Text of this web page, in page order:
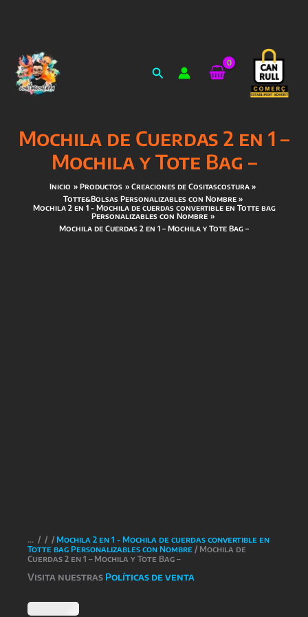
contenido
Buscar
Mochila de Cuerdas 2 en 1 –
Mochila y Tote Bag –
Inicio Productos
Creaciones de Cositascostura
Totte&Bolsas Personalizables con Nombre
Mochila 2 en 1 - Mochila de cuerdas convertible en Totte bag
Personalizables con Nombre
Mochila de Cuerdas 2 en 1 – Mochila y Tote Bag –
/ / / Mochila 2 en 1 - Mochila de cuerdas convertible en
Totte bag Personalizables con Nombre / Mochila de
Cuerdas 2 en 1 – Mochila y Tote Bag –
Visita nuestras Políticas de venta